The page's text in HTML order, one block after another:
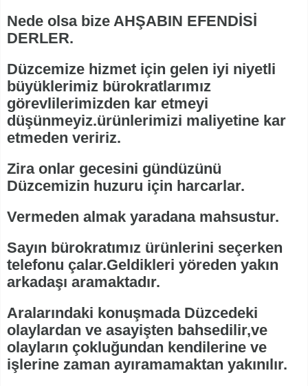
Nede olsa bize AHŞABIN EFENDİSİ
DERLER.
Düzcemize hizmet için gelen iyi niyetli
büyüklerimiz bürokratlarımız
görevlilerimizden kar etmeyi
düşünmeyiz.ürünlerimizi maliyetine kar
etmeden veririz.
Zira onlar gecesini gündüzünü
Düzcemizin huzuru için harcarlar.
Vermeden almak yaradana mahsustur.
Sayın bürokratımız ürünlerini seçerken
telefonu çalar.Geldikleri yöreden yakın
arkadaşı aramaktadır.
Aralarındaki konuşmada Düzcedeki
olaylardan ve asayişten bahsedilir,ve
olayların çokluğundan kendilerine ve
işlerine zaman ayıramamaktan yakınılır.